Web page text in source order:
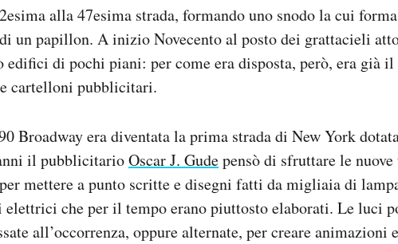
alla 47esima strada, formando uno snodo la cui
un papillon. A inizio Novecento al posto dei grattacieli
edifici di pochi piani: per come era disposta, però, era già
cartelloni pubblicitari.
Broadway era diventata la prima strada di New York
il pubblicitarioOscar J. Gudepensò di sfruttare le
mettere a punto scritte e disegni fatti da migliaia di
che per il tempo erano piuttosto elaborati. Le luci
all’occorrenza, oppure alternate, per creare animazioni